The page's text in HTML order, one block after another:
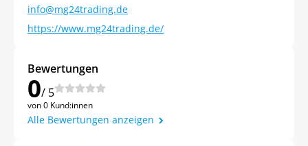
info@mg24trading.de
https://www.mg24trading.de/
Bewertungen
0/ 5
von 0 Kund:innen
Alle Bewertungen anzeigen